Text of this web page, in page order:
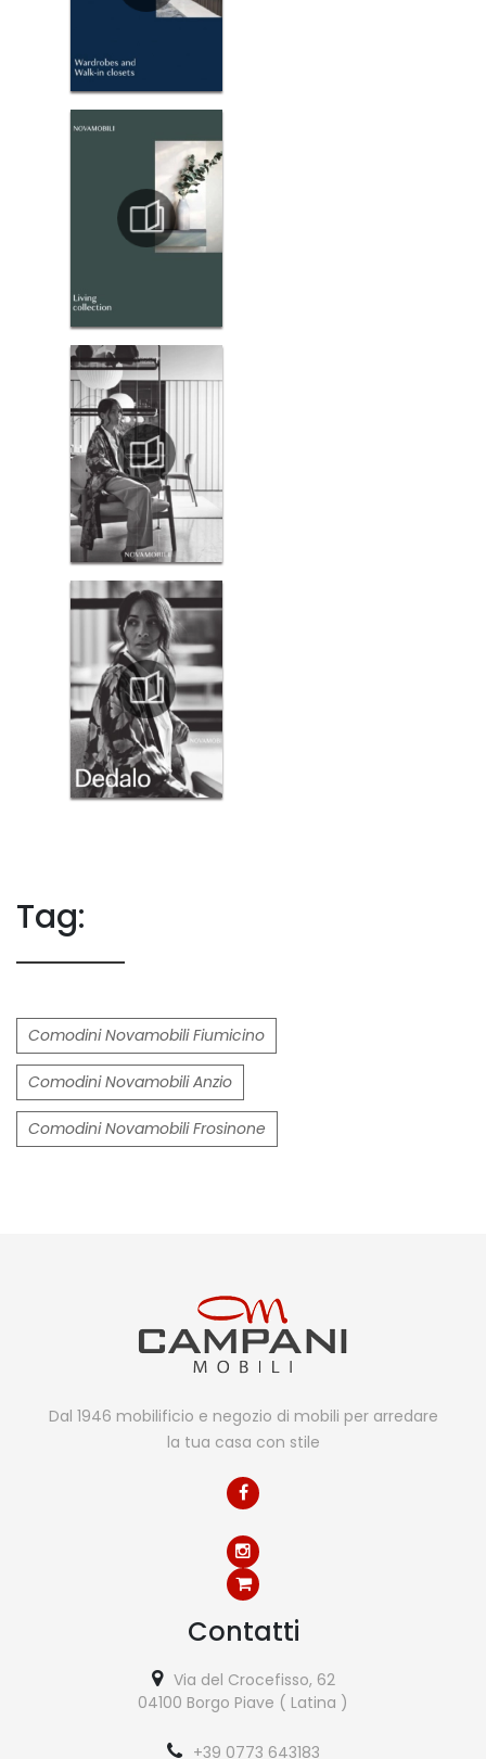
Tag:
Comodini Novamobili Fiumicino
Comodini Novamobili Anzio
Comodini Novamobili Frosinone
Dal 1946 mobilificio e negozio di mobili per arredare
la tua casa con stile
Contatti
Via del Crocefisso, 62
04100 Borgo Piave ( Latina )
+39 0773 643183